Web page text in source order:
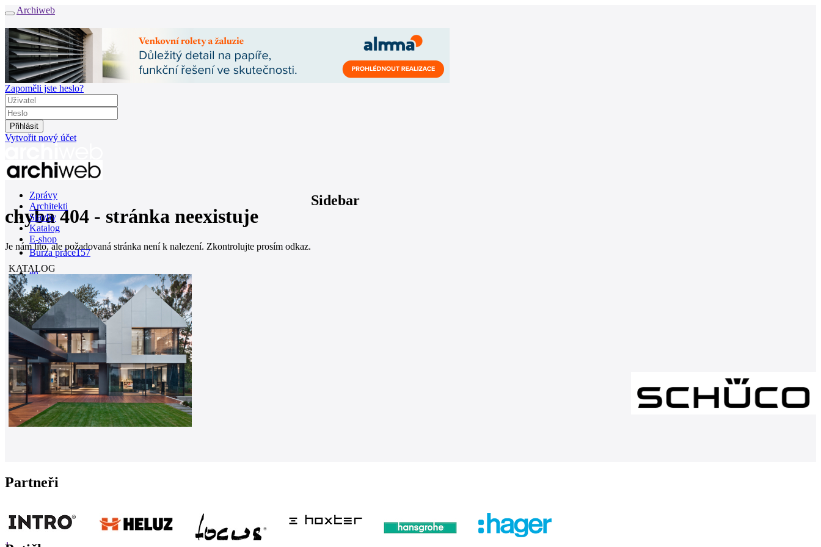
Archiweb
Zapoměli jste heslo?
Vytvořit nový účet
Zprávy
Architekti
Stavby
Katalog
E-shop
Burza práce157
en
0
chyba 404 - stránka neexistuje
Je nám líto, ale požadovaná stránka není k nalezení. Zkontrolujte prosím odkaz.
Sidebar
KATALOG
Partneři